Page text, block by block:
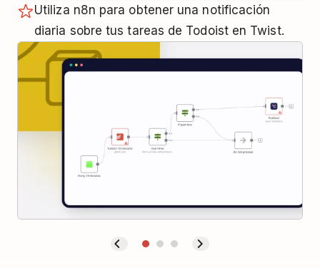
Utiliza n8n para obtener una notificación
diaria sobre tus tareas de Todoist en Twist.